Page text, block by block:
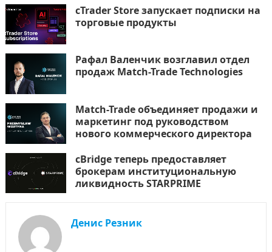
cTrader Store запускает подписки на
торговые продукты
Рафал Валенчик возглавил отдел
продаж Match-Trade Technologies
Match-Trade объединяет продажи и
маркетинг под руководством
нового коммерческого директора
cBridge теперь предоставляет
брокерам институциональную
ликвидность STARPRIME
Денис Резник